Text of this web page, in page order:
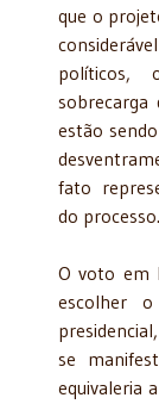
que o
políticos,
estão
fato
do processo.
O voto em
escolher
se
equivaleria